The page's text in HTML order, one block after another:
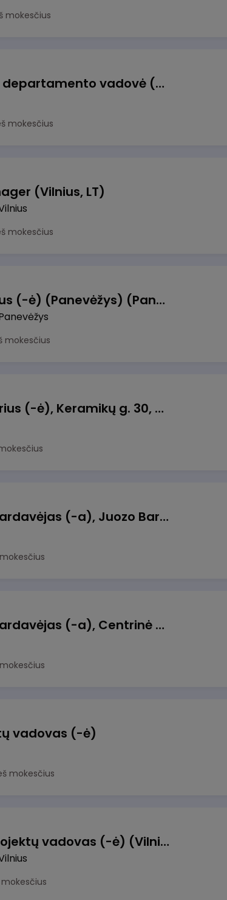
mokesčius
Veiklos atsparumo departamento vadovė (-as)
mokesčius
(Vilnius, LT)
mokesčius
Manevrų operatorius (-ė) (Panevėžys) (Panevėžys, LT)
mokesčius
Taromato operatorius (-ė), Keramikų g. 30, Neveronys
Kasininkas (-ė) - pardavėjas (-a), Juozo Bartašiaus g. 1, Utena
Kasininkas (-ė) - pardavėjas (-a), Centrinė g. 62, Galgiai
vadovas (-ė)
mokesčius
Transformacijos projektų vadovas (-ė) (Vilnius, LT)
mokesčius